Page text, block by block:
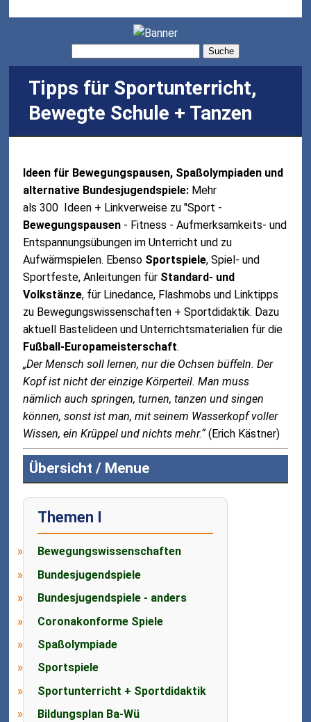
Suche
Tipps für Sportunterricht,
Bewegte Schule + Tanzen
Ideen für Bewegungspausen, Spaßolympiaden und
alternative Bundesjugendspiele: Mehr
als 300 Ideen + Linkverweise zu "Sport -
Bewegungspausen - Fitness - Aufmerksamkeits- und
Entspannungsübungen im Unterricht und zu
Aufwärmspielen. Ebenso Sportspiele, Spiel- und
Sportfeste, Anleitungen für Standard- und
Volkstänze, für Linedance, Flashmobs und Linktipps
zu Bewegungswissenschaften + Sportdidaktik. Dazu
aktuell Bastelideen und Unterrichtsmaterialien für die
Fußball-Europameisterschaft.
„Der Mensch soll lernen, nur die Ochsen büffeln. Der
Kopf ist nicht der einzige Körperteil. Man muss
nämlich auch springen, turnen, tanzen und singen
können, sonst ist man, mit seinem Wasserkopf voller
Wissen, ein Krüppel und nichts mehr.“(Erich Kästner)
Übersicht / Menue
Themen I
Bewegungswissenschaften
Bundesjugendspiele
Bundesjugendspiele - anders
Coronakonforme Spiele
Spaßolympiade
Sportspiele
Sportunterricht + Sportdidaktik
Bildungsplan Ba-Wü